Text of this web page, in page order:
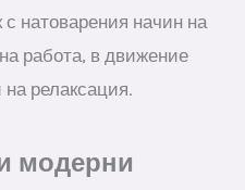
с натоварения начин на
работа, в движение
релаксация.
модерни